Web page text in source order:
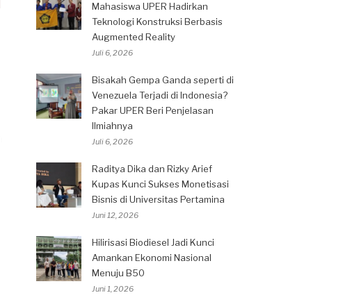
Mahasiswa UPER Hadirkan
Teknologi Konstruksi Berbasis
Augmented Reality
Juli 6, 2026
Bisakah Gempa Ganda seperti di
Venezuela Terjadi di Indonesia?
Pakar UPER Beri Penjelasan
Ilmiahnya
Juli 6, 2026
Raditya Dika dan Rizky Arief
Kupas Kunci Sukses Monetisasi
Bisnis di Universitas Pertamina
Juni 12, 2026
Hilirisasi Biodiesel Jadi Kunci
Amankan Ekonomi Nasional
Menuju B50
Juni 1, 2026